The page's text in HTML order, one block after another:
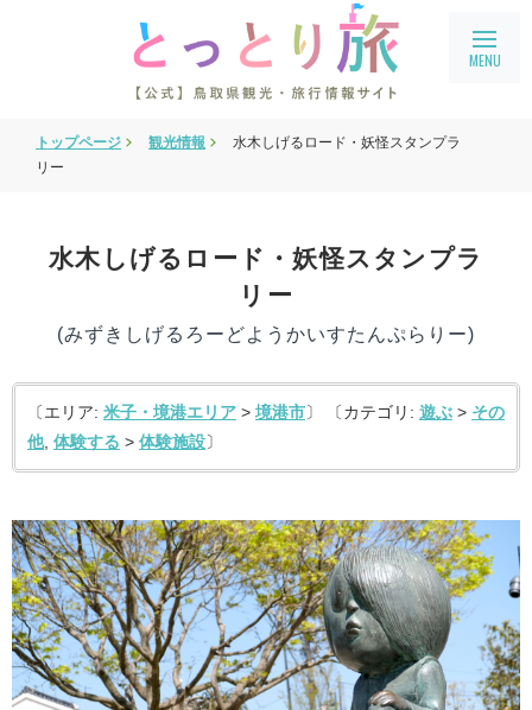
旅行会社・企業向け情報
鳥取県フィルムコミッション
アクセス
会員ページ
宿泊案内
mail_outline お問い合わせ
search
トップページ 観光情報
水木しげるロード・妖怪スタンプラ
リー
水木しげるロード・妖怪スタンプラ
リー
(みずきしげるろーどようかいすたんぷらりー)
〔エリア: 米子・境港エリア > 境港市〕 〔カテゴリ: 遊ぶ > その
他, 体験する > 体験施設〕